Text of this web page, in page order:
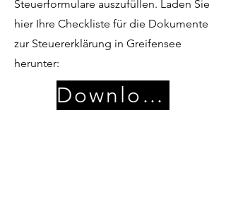
Steuerformulare auszufüllen. Laden Sie
hier Ihre Checkliste für die Dokumente
zur Steuererklärung in Greifensee
herunter:
Download